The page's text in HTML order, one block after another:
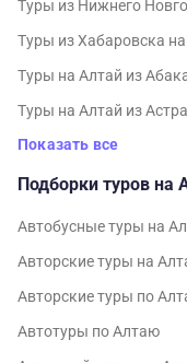
Туры из Нижнего
Туры из Хабаровска
Туры на Алтай из
Туры на Алтай из
Показать все
Подборки туров на
Автобусные туры на
Авторские туры на
Авторские туры по
Автотуры по Алтаю